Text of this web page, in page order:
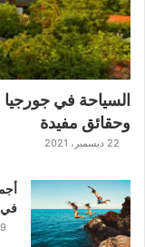
ل
ت
ت
ا
ا
ل
ا
س
ي
ك
وحقائق مفيدة
22 ديسمبر، 2021
في 2023 إلى هولندا
9 يناير، 2023